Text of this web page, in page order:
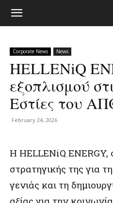
Corporate News News
HELLENiQ
εξοπλισμού
Εστίες του
February 24, 2026
Η HELLENiQ ENERGY,
στρατηγικής της για
γενιάς και τη